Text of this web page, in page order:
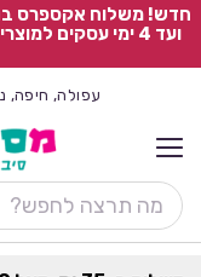
ועד 4 ימי עסקים
עפולה, חיפה,